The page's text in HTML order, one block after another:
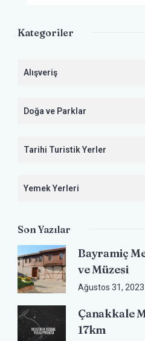
Kategoriler
Alışveriş
Doğa ve Parklar
Tarihi Turistik Yerler
Yemek Yerleri
Son Yazılar
Bayramiç
ve Müzesi
Ağustos 31, 2023
Çanakkale
17km